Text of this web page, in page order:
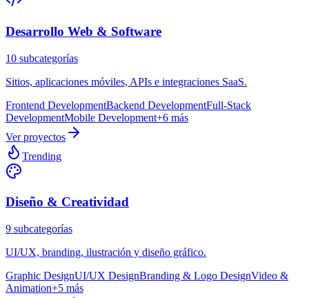
Desarrollo Web & Software
10 subcategorías
Sitios, aplicaciones móviles, APIs e integraciones SaaS.
Frontend DevelopmentBackend DevelopmentFull-Stack
DevelopmentMobile Development+6 más
Ver proyectos
Trending
Diseño & Creatividad
9 subcategorías
UI/UX, branding, ilustración y diseño gráfico.
Graphic DesignUI/UX DesignBranding & Logo DesignVideo &
Animation+5 más